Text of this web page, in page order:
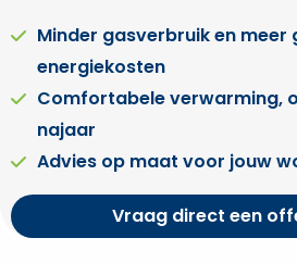
Minder gasverbruik en meer
energiekosten
Comfortabele verwarming,
najaar
Advies op maat voor jouw
Vraag direct een